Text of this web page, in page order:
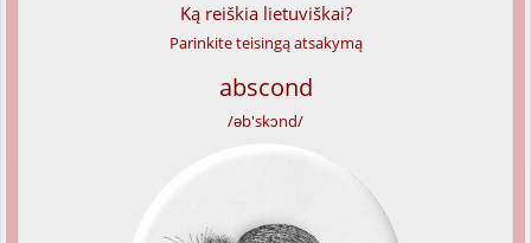
Ką reiškia lietuviškai?
Parinkite teisingą atsakymą
abscond
/əb'skɔnd/